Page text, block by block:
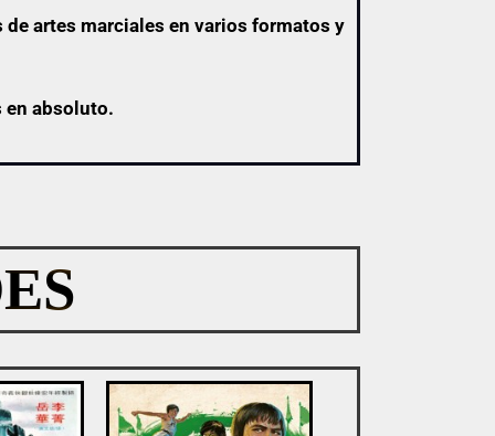
artes marciales en varios formatos y
en absoluto.